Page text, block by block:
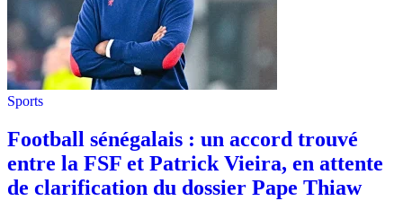
Sports
Football sénégalais : un accord trouvé
entre la FSF et Patrick Vieira, en attente
de clarification du dossier Pape Thiaw